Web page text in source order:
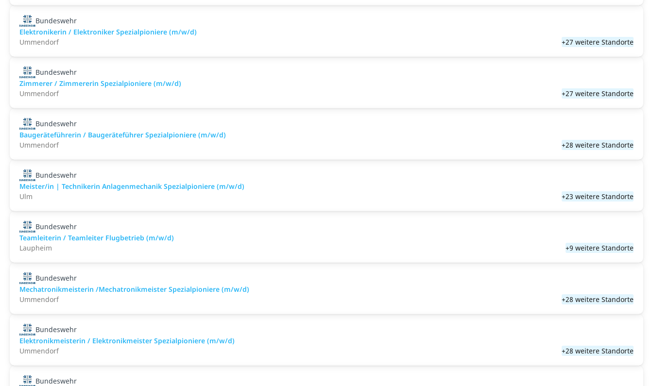
Bundeswehr
Elektronikerin / Elektroniker Spezialpioniere (m/w/d)
Ummendorf
+27 weitere Standorte
Bundeswehr
Zimmerer / Zimmererin Spezialpioniere (m/w/d)
Ummendorf
+27 weitere Standorte
Bundeswehr
Baugeräteführerin / Baugeräteführer Spezialpioniere (m/w/d)
Ummendorf
+28 weitere Standorte
Bundeswehr
Meister/in | Technikerin Anlagenmechanik Spezialpioniere (m/w/d)
Ulm
+23 weitere Standorte
Bundeswehr
Teamleiterin / Teamleiter Flugbetrieb (m/w/d)
Laupheim
+9 weitere Standorte
Bundeswehr
Mechatronikmeisterin /Mechatronikmeister Spezialpioniere (m/w/d)
Ummendorf
+28 weitere Standorte
Bundeswehr
Elektronikmeisterin / Elektronikmeister Spezialpioniere (m/w/d)
Ummendorf
+28 weitere Standorte
Bundeswehr